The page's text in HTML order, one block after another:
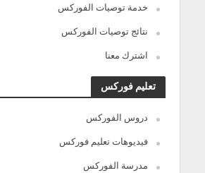
خدمة توصيات الفوركس
نتائج توصيات الفوركس
اشترك معنا
تعليم فوركس
دروس الفوركس
فيديوهات تعليم فوركس
مدرسة الفوركس